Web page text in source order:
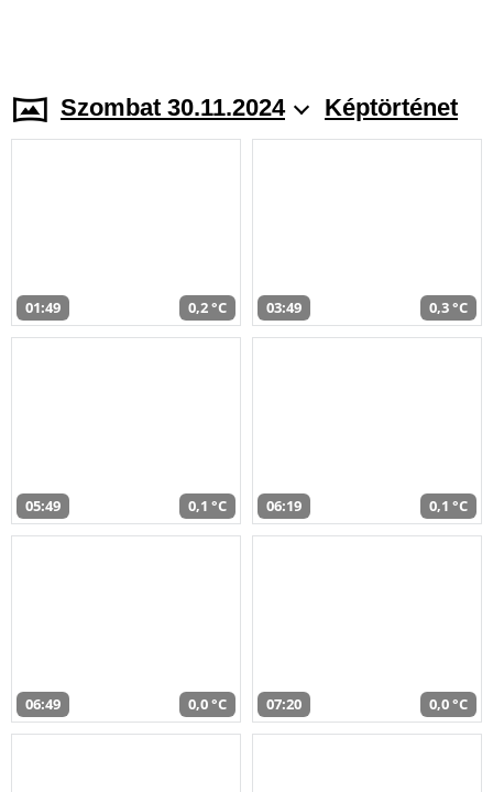
Szombat 30.11.2024 Képtörténet
01:49 0,2 °C 03:49 0,3 °C
05:49 0,1 °C 06:19 0,1 °C
06:49 0,0 °C 07:20 0,0 °C